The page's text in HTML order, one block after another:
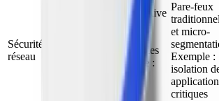
Sécurité
réseau
Pare-feux cloud-native
(network security
groups et security
groups) et protocoles
zero trust Exemple :
segmentation du
Pare-feux
et micro-
Exemple :
isolation
critiques